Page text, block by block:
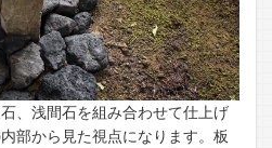
、浅間石を組み合わせて仕上げ
部から見た視点になります。板